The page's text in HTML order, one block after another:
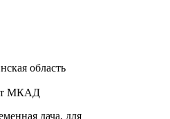
область
МКАД
дача, для